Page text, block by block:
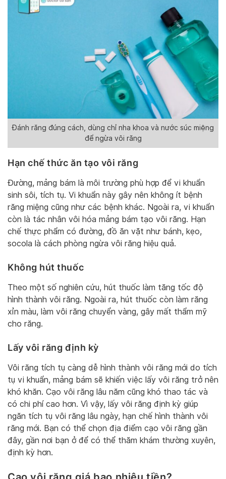
Đánh răng đúng cách, dùng chỉ nha khoa và nước súc miệng
để ngừa vôi răng
Hạn chế thức ăn tạo vôi răng
Đường, mảng bám là môi trường phù hợp để vi khuẩn
sinh sôi, tích tụ. Vi khuẩn này gây nên không ít bệnh
răng miệng cũng như các bệnh khác. Ngoài ra, vi khuẩn
còn là tác nhân vôi hóa mảng bám tạo vôi răng. Hạn
chế thực phẩm có đường, đồ ăn vặt như bánh, kẹo,
socola là cách phòng ngừa vôi răng hiệu quả.
Không hút thuốc
Theo một số nghiên cứu, hút thuốc làm tăng tốc độ
hình thành vôi răng. Ngoài ra, hút thuốc còn làm răng
xỉn màu, làm vôi răng chuyển vàng, gây mất thẩm mỹ
cho răng.
Lấy vôi răng định kỳ
Vôi răng tích tụ càng dễ hình thành vôi răng mới do tích
tụ vi khuẩn, mảng bám sẽ khiến việc lấy vôi răng trở nên
khó khăn. Cạo vôi răng lâu năm cũng khó thao tác và
có chi phí cao hơn. Vì vậy, lấy vôi răng định kỳ giúp
ngăn tích tụ vôi răng lâu ngày, hạn chế hình thành vôi
răng mới. Bạn có thể chọn địa điểm cạo vôi răng gần
đây, gần nơi bạn ở để có thể thăm khám thường xuyên,
định kỳ hơn.